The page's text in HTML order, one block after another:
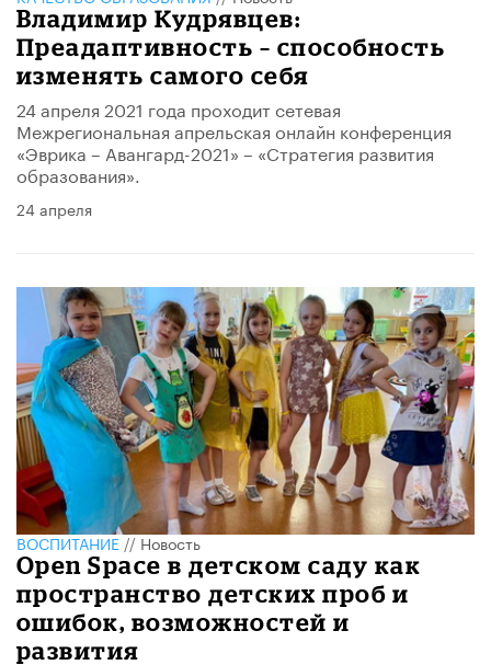
Владимир Кудрявцев:
Преадаптивность – способность
изменять самого себя
24 апреля 2021 года проходит сетевая
Межрегиональная апрельская онлайн конференция
«Эврика – Авангард-2021» – «Стратегия развития
образования».
24 апреля
ВОСПИТАНИЕ//Новость
Open Space в детском саду как
пространство детских проб и
ошибок, возможностей и
развития